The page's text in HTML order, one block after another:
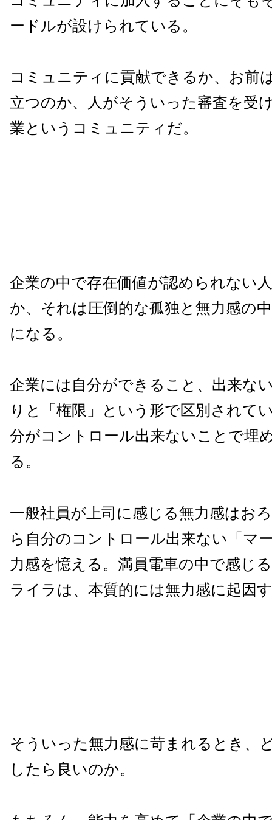
ードルが設けられている。
コミュニティに貢献できるか、お前
立つのか、人がそういった審査を受
業というコミュニティだ。
企業の中で存在価値が認められない
か、それは圧倒的な孤独と無力感の
になる。
企業には自分ができること、出来な
りと「権限」という形で区別されて
分がコントロール出来ないことで埋
る。
一般社員が上司に感じる無力感はお
ら自分のコントロール出来ない「マ
力感を憶える。満員電車の中で感じ
ライラは、本質的には無力感に起因
そういった無力感に苛まれるとき、
したら良いのか。